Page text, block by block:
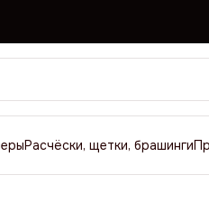
Расчёски, щетки, брашинги